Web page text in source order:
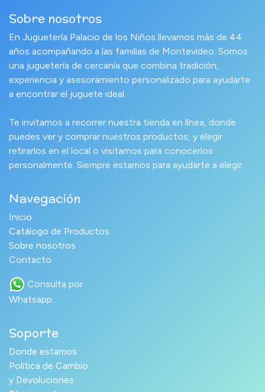
Sobre nosotros
En Juguetería Palacio de los Niños llevamos más de 44
años acompañando a las familias de Montevideo. Somos
una juguetería de cercanía que combina tradición,
experiencia y asesoramiento personalizado para ayudarte
a encontrar el juguete ideal.
Te invitamos a recorrer nuestra tienda en línea, donde
puedes ver y comprar nuestros productos, y elegir
retirarlos en el local o visitarnos para conocerlos
personalmente. Siempre estamos para ayudarte a elegir.
Navegación
Inicio
Catálogo de Productos
Sobre nosotros
Contacto
Consulta por
Whatsapp
Soporte
Donde estamos
Política de Cambio
y Devoluciones